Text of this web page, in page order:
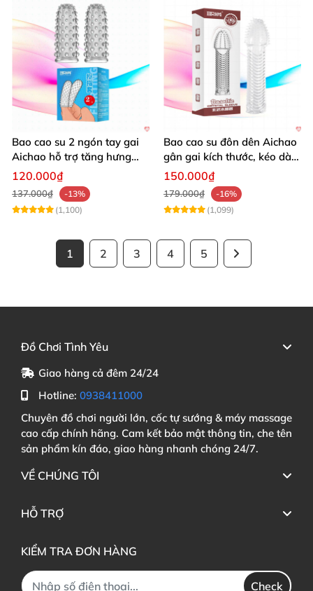
Bao cao su 2 ngón tay gai
Aichao hỗ trợ tăng hưng
phấn quan hệ
120.000₫
137.000₫
-13%
(1,100)
Bao cao su đôn dên Aichao
gân gai kích thước, kéo dài,
thăng hoa
150.000₫
179.000₫
-16%
(1,099)
1 2 3 4 5
Đồ Chơi Tình Yêu
Giao hàng cả đêm 24/24
Hotline: 0938411000
Chuyên đồ chơi người lớn, cốc tự sướng & máy massage
cao cấp chính hãng. Cam kết bảo mật thông tin, che tên
sản phẩm kín đáo, giao hàng nhanh chóng 24/7.
VỀ CHÚNG TÔI
HỖ TRỢ
KIỂM TRA ĐƠN HÀNG
Check